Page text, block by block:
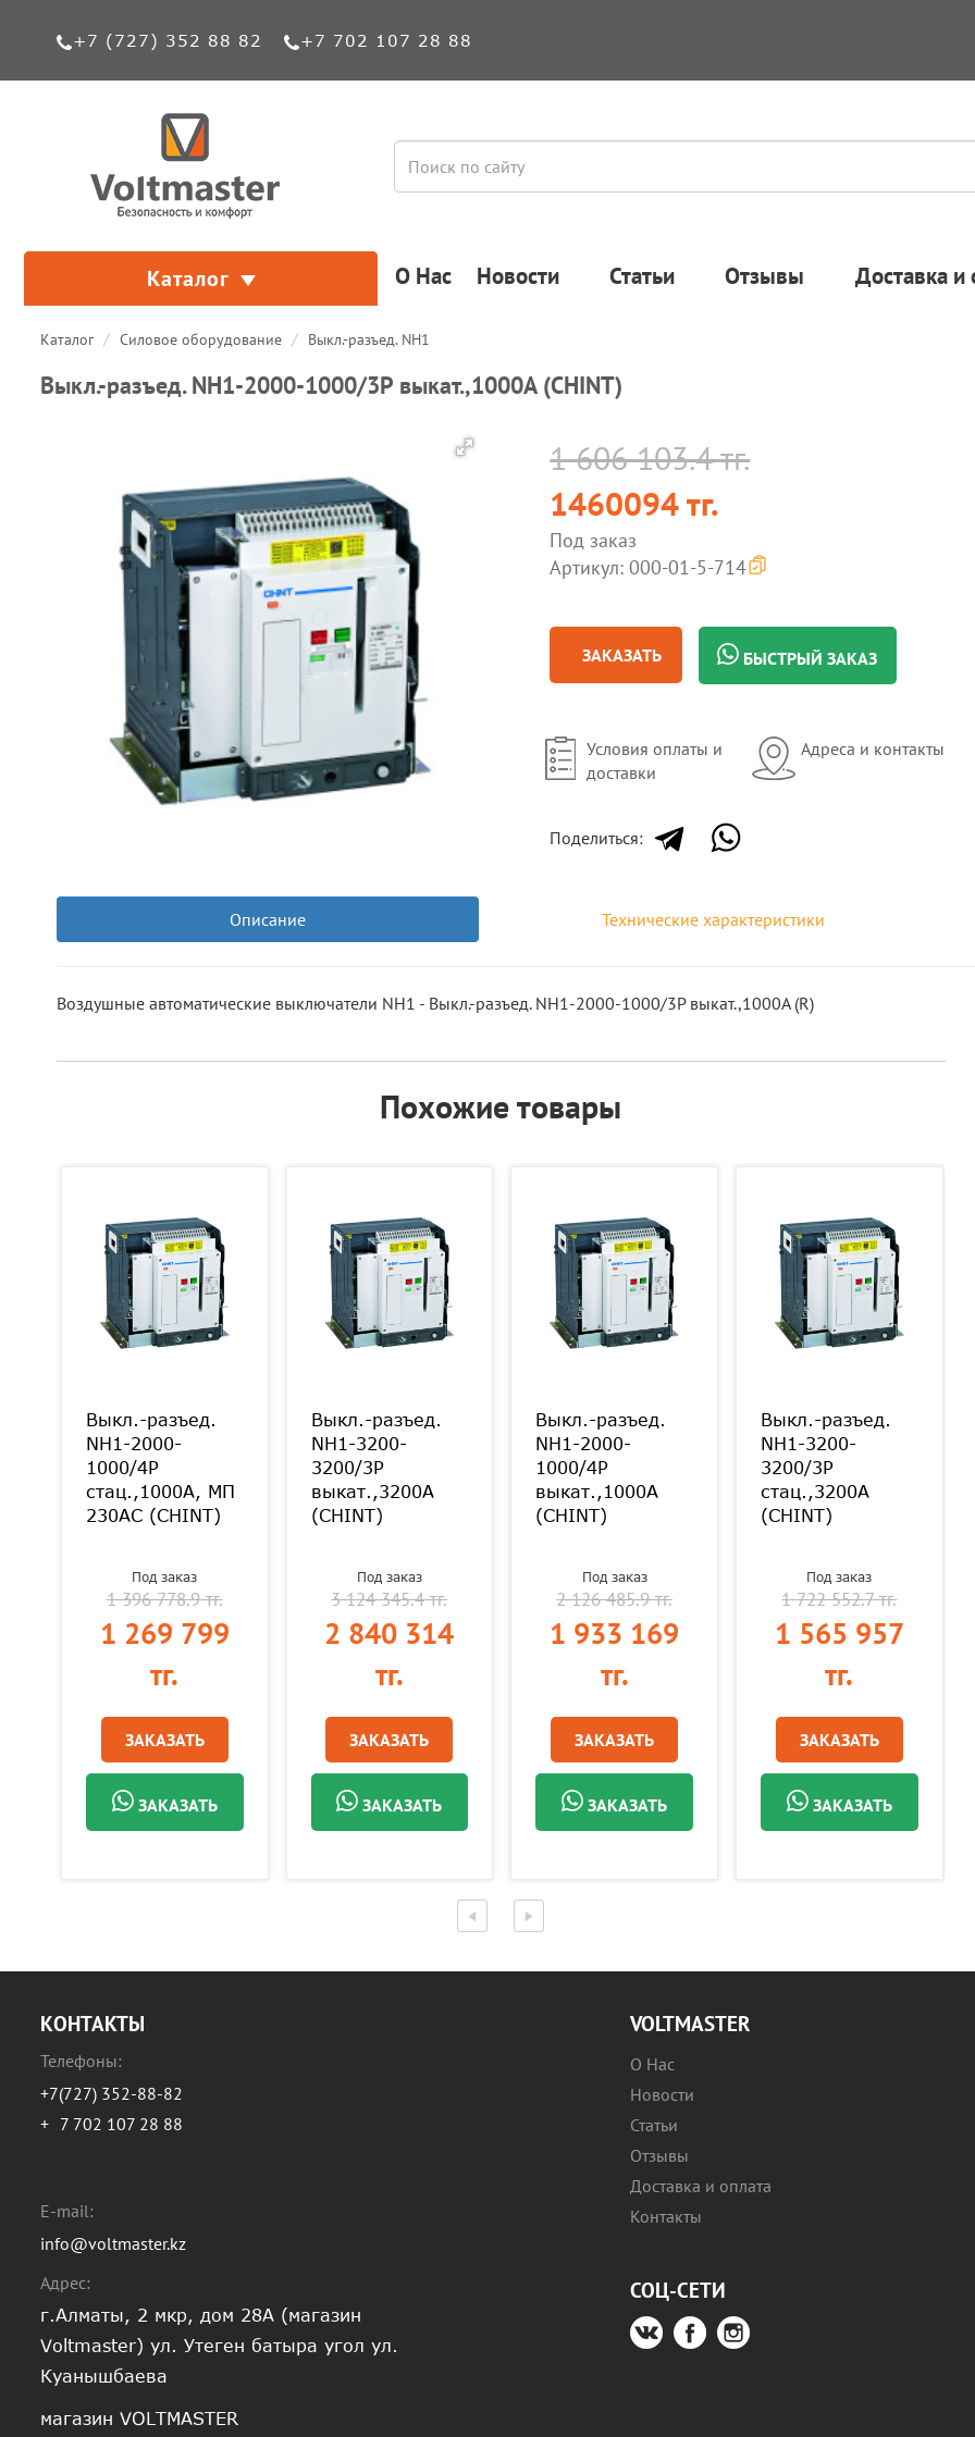
+7 (727) 352 88 82 +7 702 107 28 88
Каталог О Нас Новости Статьи Отзывы Доставка и
Каталог Силовое оборудование Выкл.-разъед. NH1
Выкл.-разъед. NH1-2000-1000/3P выкат.,1000А (CHINT)
1 606 103.4 тг.
1460094 тг.
Под заказ
Артикул: 000-01-5-714
ЗАКАЗАТЬ БЫСТРЫЙ ЗАКАЗ
Условия оплаты и
доставки
Адреса и контакты
Поделиться:
Описание Технические характеристики
Воздушные автоматические выключатели NH1 - Выкл.-разъед. NH1-2000-1000/3P выкат.,1000А (R)
Похожие товары
Выкл.-разъед.
NH1-2000-
1000/4P
стац.,1000А, МП
230AC (CHINT)
Под заказ
1 396 778.9 тг.
1 269 799
тг.
ЗАКАЗАТЬ
ЗАКАЗАТЬ
Выкл.-разъед.
NH1-3200-
3200/3P
выкат.,3200А
(CHINT)
Под заказ
3 124 345.4 тг.
2 840 314
тг.
ЗАКАЗАТЬ
ЗАКАЗАТЬ
Выкл.-разъед.
NH1-2000-
1000/4P
выкат.,1000А
(CHINT)
Под заказ
2 126 485.9 тг.
1 933 169
тг.
ЗАКАЗАТЬ
ЗАКАЗАТЬ
Выкл.-разъед.
NH1-3200-
3200/3P
стац.,3200А
(CHINT)
Под заказ
1 722 552.7 тг.
1 565 957
тг.
ЗАКАЗАТЬ
ЗАКАЗАТЬ
КОНТАКТЫ
Телефоны:
+7(727) 352-88-82
+ 7 702 107 28 88
E-mail:
info@voltmaster.kz
Адрес:
г.Алматы, 2 мкр, дом 28А (магазин
Voltmaster) ул. Утеген батыра угол ул.
Куанышбаева
магазин VOLTMASTER
VOLTMASTER
О Нас
Новости
Статьи
Отзывы
Доставка и оплата
Контакты
СОЦ-СЕТИ